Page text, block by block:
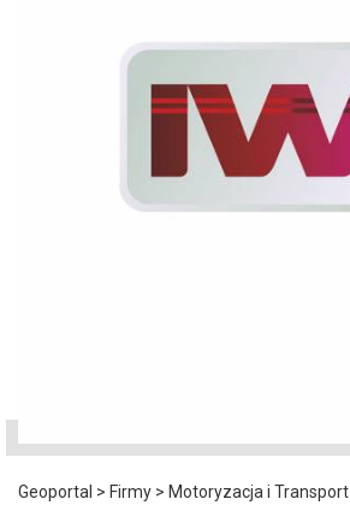
Geoportal > Firmy > Motoryzacja i Transport